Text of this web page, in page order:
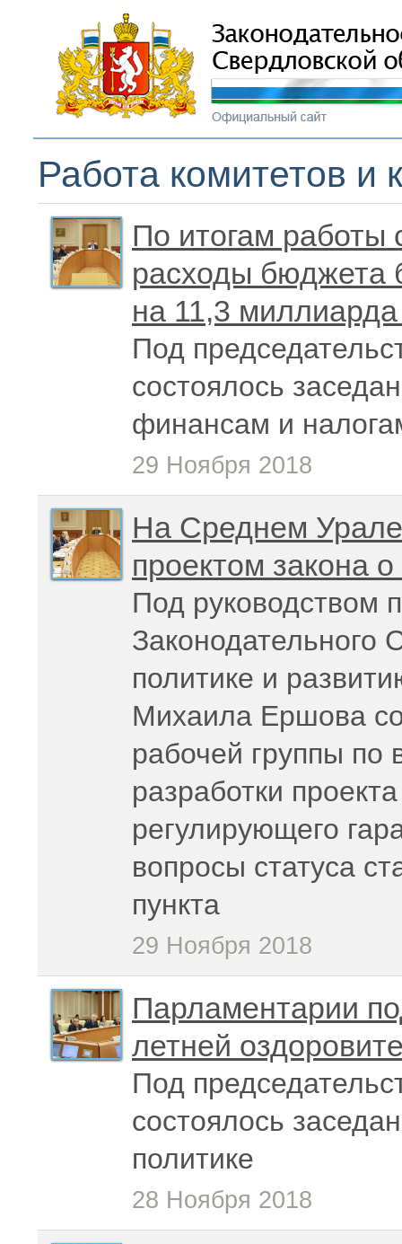
Работа комитетов и
По итогам работы
расходы бюджета
на 11,3
Под
состоялось
финансам и
29 Ноября 2018
На Среднем
проектом закона о
Под руководством
Законодательного
политике и
Михаила Ершова
рабочей группы по
разработки
регулирующего
вопросы статуса
пункта
29 Ноября 2018
Парламентарии
летней
Под
состоялось
политике
28 Ноября 2018